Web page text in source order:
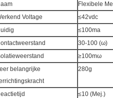
Flexibele
Voltage
≤42vdc
≤100ma
30-100 (ω)
≥100mω
belangrijke
280g
≤10 (Mej.)